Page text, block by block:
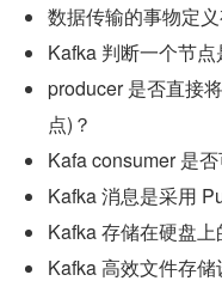
数据传输的事物定
Kafka 判断一个节
producer 是否直接
点)？
Kafa consumer 是
Kafka 消息是采用
Kafka 存储在硬盘
Kafka 高效文件存储